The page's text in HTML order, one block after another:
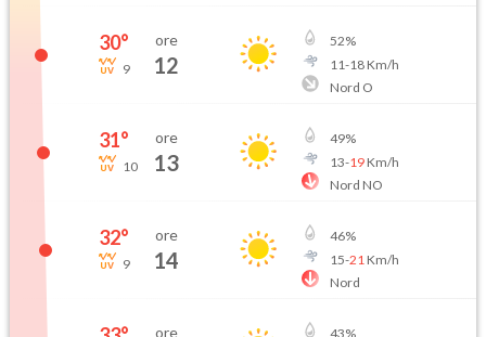
30°
9
ore
12
52%
11-18Km/h
Nord O
31°
10
ore
13
49%
13-19Km/h
Nord NO
32°
9
ore
14
46%
15-21 Km/h
Nord
ore 43%